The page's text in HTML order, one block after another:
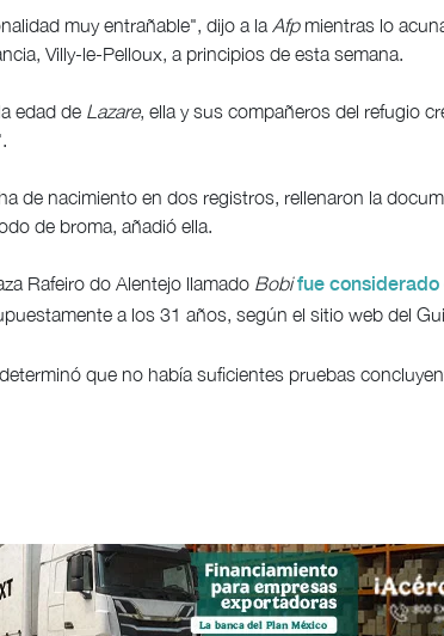
muy entrañable", dijo a la Afp mientras lo
Villy-le-Pelloux, a principios de esta semana.
edad de Lazare, ella y sus compañeros del refugio
de nacimiento en dos registros, rellenaron la
de broma, añadió ella.
Rafeiro do Alentejo llamado Bobifue
a los 31 años, según el sitio web del
que no había suficientes pruebas